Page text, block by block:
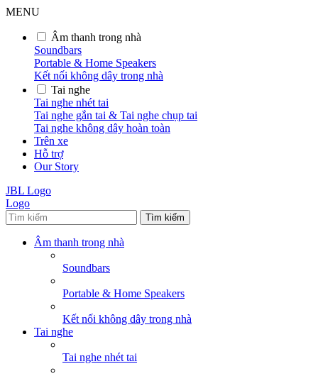
MENU
Âm thanh trong nhà
Soundbars
Portable & Home Speakers
Kết nối không dây trong nhà
Tai nghe
Tai nghe nhét tai
Tai nghe gắn tai & Tai nghe chụp tai
Tai nghe không dây hoàn toàn
Trên xe
Hỗ trợ
Our Story
JBL Logo
Logo
Tìm kiếm
Âm thanh trong nhà
Soundbars
Portable & Home Speakers
Kết nối không dây trong nhà
Tai nghe
Tai nghe nhét tai